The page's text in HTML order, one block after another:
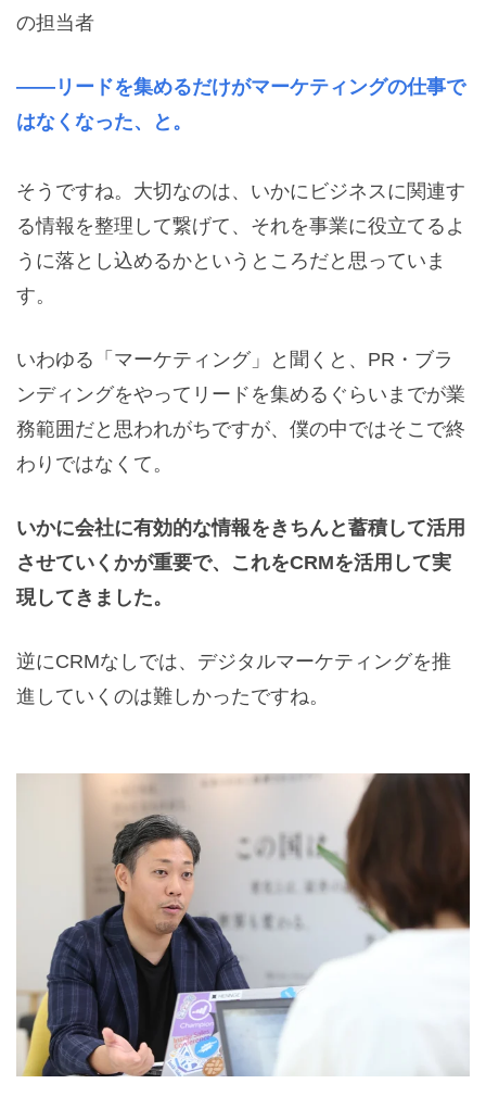
の担当者
――リードを集めるだけがマーケティングの仕事で
はなくなった、と。
そうですね。大切なのは、いかにビジネスに関連す
る情報を整理して繋げて、それを事業に役立てるよ
うに落とし込めるかというところだと思っていま
す。
いわゆる「マーケティング」と聞くと、PR・ブラ
ンディングをやってリードを集めるぐらいまでが業
務範囲だと思われがちですが、僕の中ではそこで終
わりではなくて。
いかに会社に有効的な情報をきちんと蓄積して活用
させていくかが重要で、これをCRMを活用して実
現してきました。
逆にCRMなしでは、デジタルマーケティングを推
進していくのは難しかったですね。